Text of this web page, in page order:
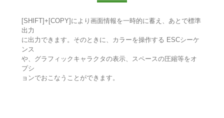
[SHIFT]+[COPY]により画面情報を一時的に蓄え、あとで標準
出力
に出力できます。そのときに、カラーを操作する ESCシーケ
ンス
や、グラフィックキャラクタの表示、スペースの圧縮等をオ
プシ
ョンでおこなうことができます。